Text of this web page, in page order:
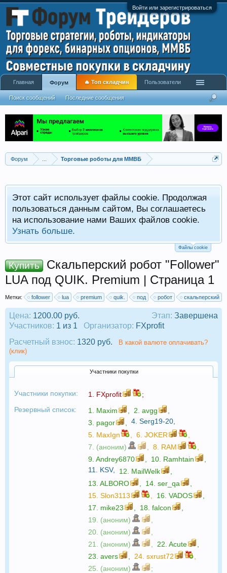
Войти или зарегистрироваться
Форум Торговые роботы для ММВБ
Этот сайт использует файлы cookie. Продолжая
пользоваться данным сайтом, Вы соглашаетесь
на использование нами Ваших файлов cookie.
Узнать больше.
Файлы cookie
Купить
Скальперский робот "Follower"
LUA под QUIK. Premium | Страница 1
Метки: follower lua premium quik. под робот скальперский
Этап: Завершена
Цена: 1200.00 руб.
Участников: 1 из 1 Организатор: FXprofit
Расчетный взнос: 1320 руб.
В какой валюте оплачивать?
(клик)
Участники покупки
Участники покупки: 1. FXprofit
;
Резервный список:
1. Maxim 2. avgg
3. pagor 4. Serg19-20
5. MaxIgn 6. JOKER
7. (аноним)
8. RAM
9. Andrey6870 10. Ramhtain
11. KSV, 12. MailWelk
13. ALBORO 14. ser_qa
15. Slon3113 16. VADOS
17. mike23 18. falcon
19. (аноним)
20. (аноним)
21. (аноним)
22. Acute
23. avers 24. sxrust72
25. (аноним)
;
Главная Форум
Поиск сообщений Последние сообщения
🔥 Топ складчин Пользователи